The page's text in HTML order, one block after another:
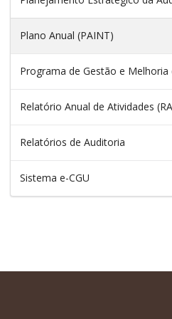
Plano Anual (PAINT)
Programa de Gestão e Melhoria
Relatório Anual de Atividades
Relatórios de Auditoria
Sistema e-CGU